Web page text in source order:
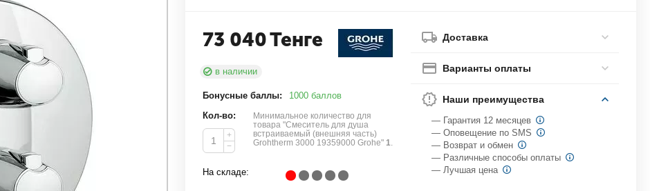
73 040Тенге
в наличии
Бонусные баллы:
1000 баллов
Кол-во:
+
−
Минимальное количество для
товара "Смеситель для душа
встраиваемый (внешняя часть)
Grohtherm 3000 19359000 Grohe"1.
На складе:
Доставка
Варианты оплаты
Наши преимущества
— Гарантия 12 месяцев
— Оповещение по SMS
— Возврат и обмен
— Различные способы оплаты
— Лучшая цена